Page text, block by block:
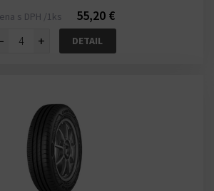
s DPH /1ks
55,20 €
+ DETAIL